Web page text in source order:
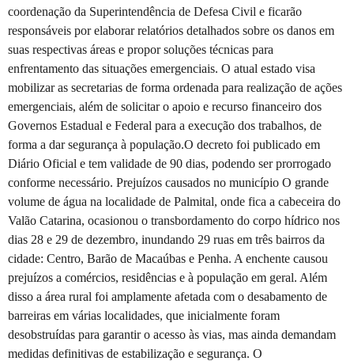
coordenação da Superintendência de Defesa Civil e ficarão
responsáveis por elaborar relatórios detalhados sobre os danos em
suas respectivas áreas e propor soluções técnicas para
enfrentamento das situações emergenciais. O atual estado visa
mobilizar as secretarias de forma ordenada para realização de ações
emergenciais, além de solicitar o apoio e recurso financeiro dos
Governos Estadual e Federal para a execução dos trabalhos, de
forma a dar segurança à população.O decreto foi publicado em
Diário Oficial e tem validade de 90 dias, podendo ser prorrogado
conforme necessário. Prejuízos causados no município O grande
volume de água na localidade de Palmital, onde fica a cabeceira do
Valão Catarina, ocasionou o transbordamento do corpo hídrico nos
dias 28 e 29 de dezembro, inundando 29 ruas em três bairros da
cidade: Centro, Barão de Macaúbas e Penha. A enchente causou
prejuízos a comércios, residências e à população em geral. Além
disso a área rural foi amplamente afetada com o desabamento de
barreiras em várias localidades, que inicialmente foram
desobstruídas para garantir o acesso às vias, mas ainda demandam
medidas definitivas de estabilização e segurança. O